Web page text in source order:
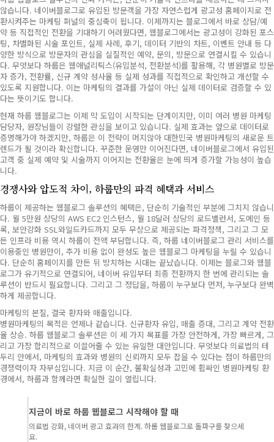
않습니다. 네이버블로그로 유입된 방문객을 가장 자연스럽게 광고성 홈페이지로 전
환시켜주는 마케팅 퍼널의 중심축이 됩니다. 이제까지는 블로그에서 바로 상담/예
약 등 직접적인 전환을 기대하기 어려웠다면, 웹블로그에서는 광고성이 강화된 포스
팅, 차별화된 시술 포인트, 실제 사례, 후기, 데이터 기반의 차트, 이벤트 안내 등 다
양한 방식으로 방문자의 관심을 실질적인 예약, 문의, 방문으로 연결시킬 수 있습니
다. 무엇보다 하룹은 웹애널리틱스(유입분석, 전환분석)를 활용해, 각 병원별로 방문
자 증가, 전환률, 신규 계약 성사율 등 실제 성과를 직접적으로 확인하고 개선할 수
있도록 지원합니다. 이는 마케팅의 결과를 가설이 아닌 실제 데이터로 검증할 수 있
다는 뜻이기도 합니다.
현재 하룹 웹블로그는 이제 막 도입이 시작되는 단계이지만, 이미 여러 병원 마케팅
담당자, 원장님들이 강렬한 관심을 보이고 있습니다. 실제 효과는 앞으로 데이터로
증명해가야 하겠지만, 하룹은 이 전략이 머지않아 대한민국 병원마케팅의 새로운 트
렌드가 될 것이라 확신합니다. 꾸준한 운영만 이어진다면, 네이버블로그에서 유입된
고객 중 실제 예약 및 시술까지 이어지는 전환율은 눈에 띄게 증가할 가능성이 높습
니다.
경쟁사와 압도적 차이, 하룹만의 파격 혜택과 서비스
하룹이 제공하는 웹블로그 솔루션의 혜택은, 단순히 기술적인 부분에 그치지 않습니
다. 월 5만원 상당의 AWS EC2 인스턴스, 월 18달러 상당의 로드밸런서, 도메인 등
록, 보안강화 SSL와일드카드까지 모두 무상으로 제공되는 파격정책, 그리고 그 모
든 인프라 비용 역시 하룹이 전액 부담합니다. 즉, 하룹 네이버블로그 관리 서비스를
이용중인 병원만이, 추가 비용 없이 완성도 높은 웹블로그 마케팅을 누릴 수 있습니
다. 단순히 홈페이지를 만든 뒤 방치하는 시대는 끝났습니다. 이제는 블로그와 웹블
로그가 유기적으로 연결되어, 네이버 유입부터 최종 전환까지 한 번에 관리되는 솔
루션이 반드시 필요합니다. 그리고 그 정답을, 하룹이 누구보다 먼저, 누구보다 완벽
하게 제공합니다.
마케팅의 본질, 결국 환자와 매출입니다.
병원마케팅의 목적은 언제나 같습니다. 신규환자 유입, 매출 증대, 그리고 계약 전환
율 상승. 하룹 웹블로그 솔루션은 이 세 가지 목표를 가장 안전하게, 가장 빠르게, 그
리고 가장 합리적으로 이끌어줄 수 있는 유일한 대안입니다. 무엇보다 의료법의 테
두리 안에서, 마케팅의 효과와 병원의 신뢰까지 모두 잡을 수 있다는 점이 하룹만의
경쟁력이자 자부심입니다. 지금 이 순간, 불확실성과 고민에 휩싸인 병원마케팅 환
경에서, 하룹과 함께라면 확실한 길이 열립니다.
지금이 바로 하룹 웹블로그 시작해야 할 때
의료법 강화, 네이버 광고 효과의 한계. 하룹 웹블로그로 돌파구를 찾으세
요.